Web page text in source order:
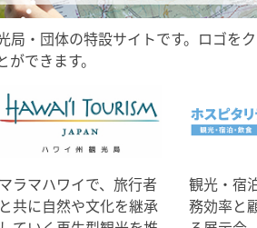
局・団体の特設サイトです。ロゴを
できます。
マラマハワイで、旅行者
と共に自然や文化を継承
観光・宿
務効率と